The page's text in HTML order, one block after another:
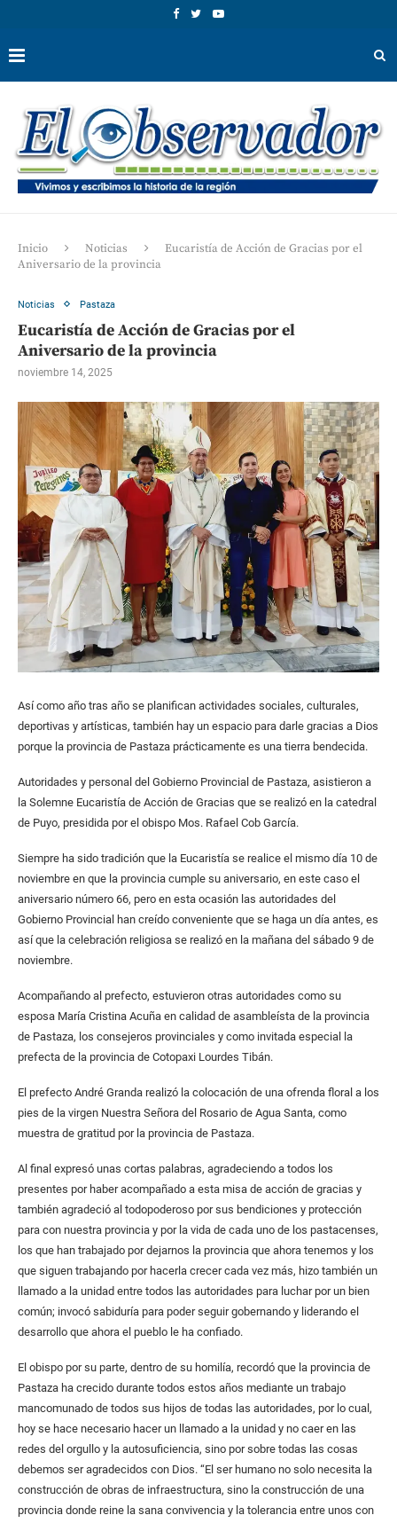
Inicio Noticias
Eucaristía de Acción de Gracias por el
Aniversario de la provincia
Noticias Pastaza
Eucaristía de Acción de Gracias por el
Aniversario de la provincia
noviembre 14, 2025
Así como año tras año se planifican actividades sociales, culturales,
deportivas y artísticas, también hay un espacio para darle gracias a Dios
porque la provincia de Pastaza prácticamente es una tierra bendecida.
Autoridades y personal del Gobierno Provincial de Pastaza, asistieron a
la Solemne Eucaristía de Acción de Gracias que se realizó en la catedral
de Puyo, presidida por el obispo Mos. Rafael Cob García.
Siempre ha sido tradición que la Eucaristía se realice el mismo día 10 de
noviembre en que la provincia cumple su aniversario, en este caso el
aniversario número 66, pero en esta ocasión las autoridades del
Gobierno Provincial han creído conveniente que se haga un día antes, es
así que la celebración religiosa se realizó en la mañana del sábado 9 de
noviembre.
Acompañando al prefecto, estuvieron otras autoridades como su
esposa María Cristina Acuña en calidad de asambleísta de la provincia
de Pastaza, los consejeros provinciales y como invitada especial la
prefecta de la provincia de Cotopaxi Lourdes Tibán.
El prefecto André Granda realizó la colocación de una ofrenda floral a los
pies de la virgen Nuestra Señora del Rosario de Agua Santa, como
muestra de gratitud por la provincia de Pastaza.
Al final expresó unas cortas palabras, agradeciendo a todos los
presentes por haber acompañado a esta misa de acción de gracias y
también agradeció al todopoderoso por sus bendiciones y protección
para con nuestra provincia y por la vida de cada uno de los pastacenses,
los que han trabajado por dejarnos la provincia que ahora tenemos y los
que siguen trabajando por hacerla crecer cada vez más, hizo también un
llamado a la unidad entre todos las autoridades para luchar por un bien
común; invocó sabiduría para poder seguir gobernando y liderando el
desarrollo que ahora el pueblo le ha confiado.
El obispo por su parte, dentro de su homilía, recordó que la provincia de
Pastaza ha crecido durante todos estos años mediante un trabajo
mancomunado de todos sus hijos de todas las autoridades, por lo cual,
hoy se hace necesario hacer un llamado a la unidad y no caer en las
redes del orgullo y la autosuficiencia, sino por sobre todas las cosas
debemos ser agradecidos con Dios. “El ser humano no solo necesita la
construcción de obras de infraestructura, sino la construcción de una
provincia donde reine la sana convivencia y la tolerancia entre unos con